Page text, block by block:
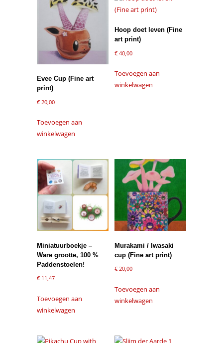
Evee Cup (Fine art
print)
€ 20,00
Toevoegen aan
winkelwagen
Hoop doet leven (Fine
art print)
€ 40,00
Toevoegen aan
winkelwagen
Miniatuurboekje –
Ware grootte, 100 %
Paddenstoelen!
€ 11,47
Toevoegen aan
winkelwagen
Murakami / Iwasaki
cup (Fine art print)
€ 20,00
Toevoegen aan
winkelwagen